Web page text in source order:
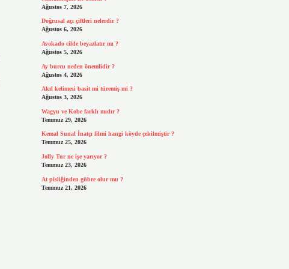
Ağustos 7, 2026
Doğrusal açı çiftleri nelerdir ?
Ağustos 6, 2026
Avokado cilde beyazlatır mı ?
Ağustos 5, 2026
Ay burcu neden önemlidir ?
Ağustos 4, 2026
Akıl kelimesi basit mi türemiş mi ?
Ağustos 3, 2026
Wagyu ve Kobe farklı mıdır ?
Temmuz 29, 2026
Kemal Sunal İnatçı filmi hangi köyde çekilmiştir ?
Temmuz 25, 2026
Jolly Tur ne işe yarıyor ?
Temmuz 23, 2026
At pisliğinden gübre olur mu ?
Temmuz 21, 2026